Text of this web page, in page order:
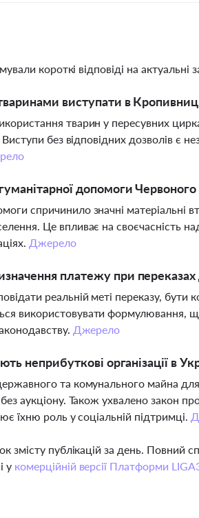
короткі відповіді на актуальні
виступати в
тварин у пересувних
без відповідних дозволів є
допомоги Червоного
спричинило значні матеріальні
Це впливає на своєчасність
Джерело
платежу при переказах
реальній меті переказу,
використовувати формулювання,
Джерело
неприбуткові організації в
та комунального майна
аукціону. Також ухвалено закон
їхню роль у соціальній підтримці.
змісту публікацій за день. Повний
у комерційній версії Платформи